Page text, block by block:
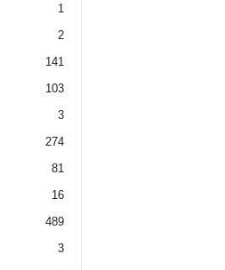
1
2
141
103
3
274
81
16
489
3